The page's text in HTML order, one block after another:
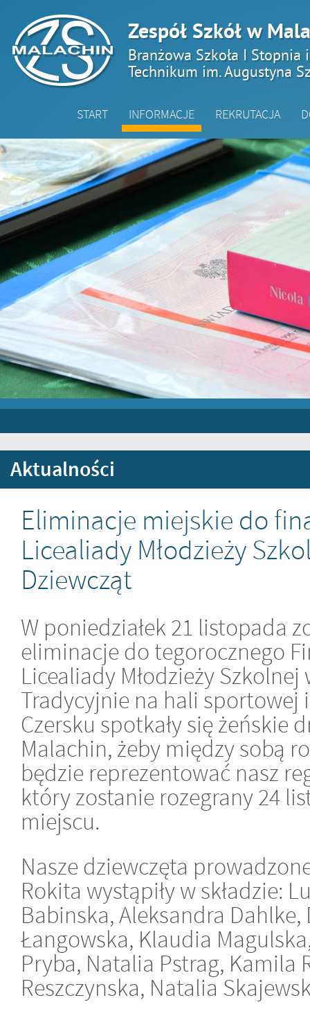
Zespół Szkół w
Branżowa Szkoła I Stopnia
Technikum im. Augustyna
START INFORMACJE REKRUTACJA
Aktualności
Eliminacje miejskie do
Licealiady Młodzieży
Dziewcząt
W poniedziałek 21 listopada
eliminacje do tegorocznego
Licealiady Młodzieży Szkolnej
Tradycyjnie na hali sportowej
Czersku spotkały się żeńskie
Malachin, żeby między sobą
będzie reprezentować nasz
który zostanie rozegrany 24
miejscu.
Nasze dziewczęta
Rokita wystąpiły w składzie:
Babinska, Aleksandra
Łangowska, Klaudia
Pryba, Natalia Pstrag, Kamila
Reszczynska, Natalia